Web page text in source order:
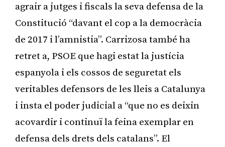
agrair a jutges i fiscals la seva defensa de la
Constitució “davant el cop a la democràcia
de 2017 i l’amnistia”. Carrizosa també ha
retret a, PSOE que hagi estat la justícia
espanyola i els cossos de seguretat els
veritables defensors de les lleis a Catalunya
i insta el poder judicial a “que no es deixin
acovardir i continuï la feina exemplar en
defensa dels drets dels catalans”. El